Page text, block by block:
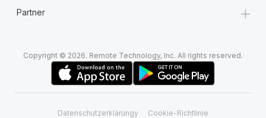
Partner +
Copyright © 2026. Remote Technology, Inc. All rights reserved.
Datenschutzerklärungy Cookie-Richtlinie